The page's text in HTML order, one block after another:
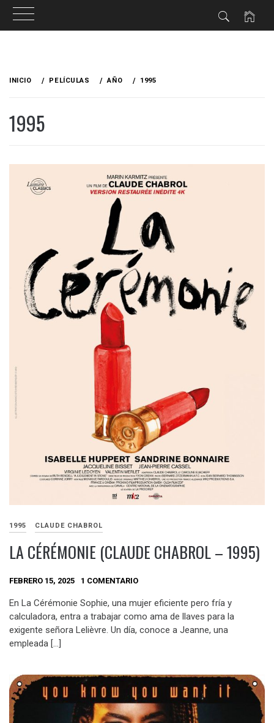
INICIO PELÍCULAS AÑO 1995
1995
1995 CLAUDE CHABROL
LA CÉRÉMONIE (CLAUDE CHABROL – 1995)
FEBRERO 15, 2025 1 COMENTARIO
En La Cérémonie Sophie, una mujer eficiente pero fría y
calculadora, entra a trabajar como ama de llaves para la
exigente señora Lelièvre. Un día, conoce a Jeanne, una
empleada […]